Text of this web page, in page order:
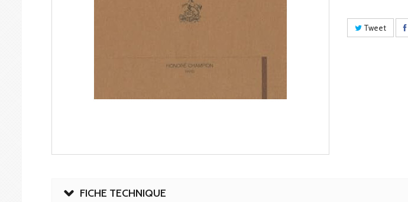
Tweet
FICHE TECHNIQUE